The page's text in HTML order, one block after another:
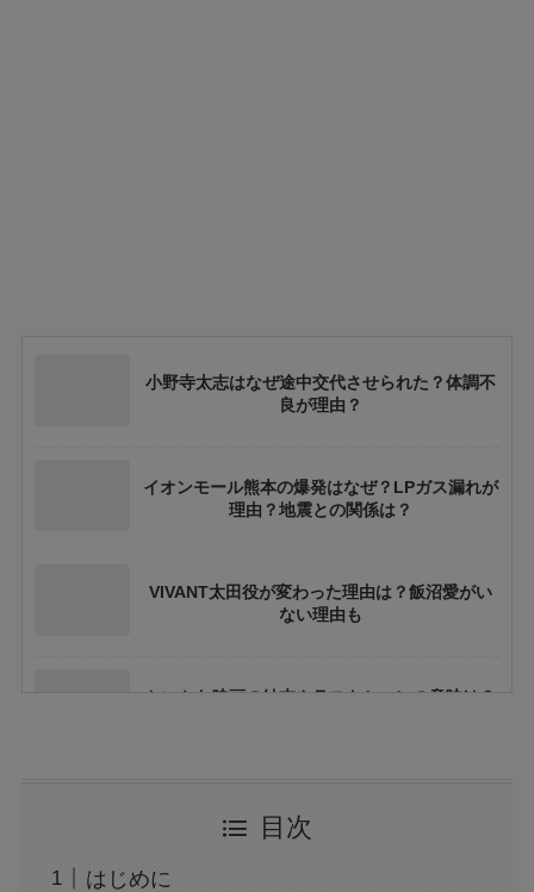
小野寺太志はなぜ途中交代させられた？体調不
良が理由？
イオンモール熊本の爆発はなぜ？LPガス漏れが
理由？地震との関係は？
VIVANT太田役が変わった理由は？飯沼愛がい
ない理由も
ちいかわ映画の結末やラストシーンの意味は？
結婚してる？
目次
はじめに